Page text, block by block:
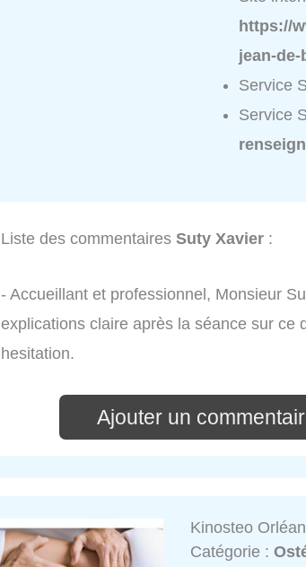
https://
jean-
Service
Service
Liste des commentaires Suty Xavier :
- Accueillant et professionnel, Monsieur
explications claire après la séance sur ce
hesitation.
Ajouter un
Kinosteo
Catégorie :